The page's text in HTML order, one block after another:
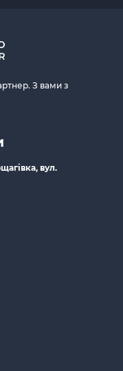
З вами з
вул.